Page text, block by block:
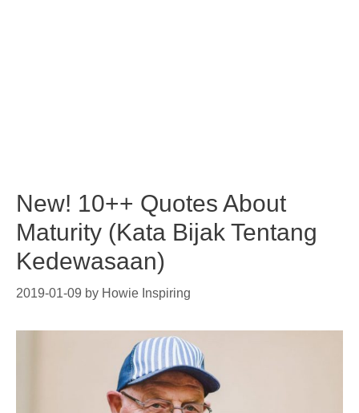
New! 10++ Quotes About
Maturity (Kata Bijak Tentang
Kedewasaan)
2019-01-09 by Howie Inspiring